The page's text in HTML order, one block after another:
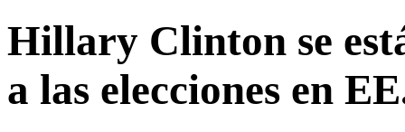
Hillary Clinton se
a las elecciones en